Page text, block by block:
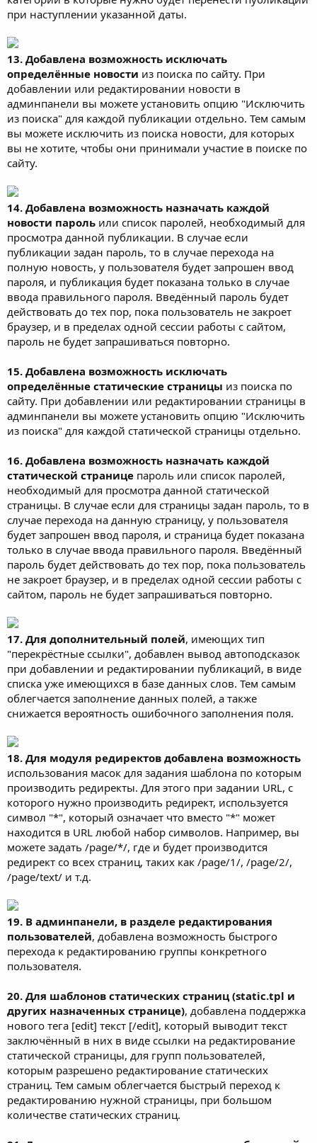
при наступлении указанной даты.
13. Добавлена возможность исключать
определённые новости из поиска по сайту. При
добавлении или редактировании новости в
админпанели вы можете установить опцию "Исключить
из поиска" для каждой публикации отдельно. Тем самым
вы можете исключить из поиска новости, для которых
вы не хотите, чтобы они принимали участие в поиске по
сайту.
14. Добавлена возможность назначать каждой
новости пароль или список паролей, необходимый для
просмотра данной публикации. В случае если
публикации задан пароль, то в случае перехода на
полную новость, у пользователя будет запрошен ввод
пароля, и публикация будет показана только в случае
ввода правильного пароля. Введённый пароль будет
действовать до тех пор, пока пользователь не закроет
браузер, и в пределах одной сессии работы с сайтом,
пароль не будет запрашиваться повторно.
15. Добавлена возможность исключать
определённые статические страницы из поиска по
сайту. При добавлении или редактировании страницы в
админпанели вы можете установить опцию "Исключить
из поиска" для каждой статической страницы отдельно.
16. Добавлена возможность назначать каждой
статической странице пароль или список паролей,
необходимый для просмотра данной статической
страницы. В случае если для страницы задан пароль, то в
случае перехода на данную страницу, у пользователя
будет запрошен ввод пароля, и страница будет показана
только в случае ввода правильного пароля. Введённый
пароль будет действовать до тех пор, пока пользователь
не закроет браузер, и в пределах одной сессии работы с
сайтом, пароль не будет запрашиваться повторно.
17. Для дополнительный полей, имеющих тип
"перекрёстные ссылки", добавлен вывод автоподсказок
при добавлении и редактировании публикаций, в виде
списка уже имеющихся в базе данных слов. Тем самым
облегчается заполнение данных полей, а также
снижается вероятность ошибочного заполнения поля.
18. Для модуля редиректов добавлена возможность
использования масок для задания шаблона по которым
производить редиректы. Для этого при задании URL, с
которого нужно производить редирект, используется
символ "*", который означает что вместо "*" может
находится в URL любой набор символов. Например, вы
можете задать /page/*/, где и будет производится
редирект со всех страниц, таких как /page/1/, /page/2/,
/page/text/ и т.д.
19. В админпанели, в разделе редактирования
пользователей, добавлена возможность быстрого
перехода к редактированию группы конкретного
пользователя.
20. Для шаблонов статических страниц (static.tpl и
других назначенных странице), добавлена поддержка
нового тега [edit] текст [/edit], который выводит текст
заключённый в них в виде ссылки на редактирование
статической страницы, для групп пользователей,
которым разрешено редактирование статических
страниц. Тем самым облегчается быстрый переход к
редактированию нужной страницы, при большом
количестве статических страниц.